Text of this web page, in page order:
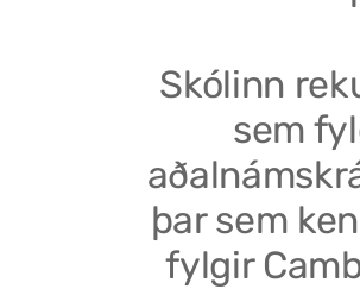
Skólinn
sem
þar sem
fylgir